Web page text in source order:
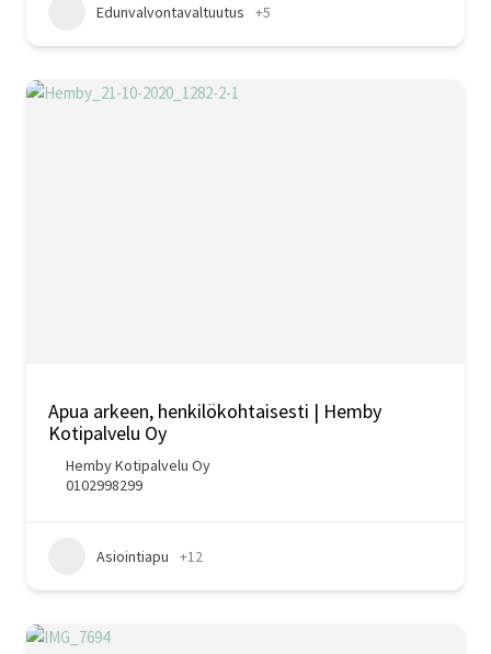
Edunvalvontavaltuutus +5
Apua arkeen, henkilökohtaisesti | Hemby
Kotipalvelu Oy
Hemby Kotipalvelu Oy
0102998299
Asiointiapu +12